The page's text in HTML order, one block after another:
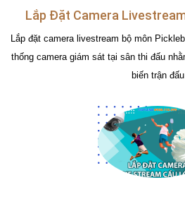
Lắp Đặt Camera
Lắp đặt camera livestream bộ môn
thống camera giám sát tại sân thi đấu
biến trận đấu